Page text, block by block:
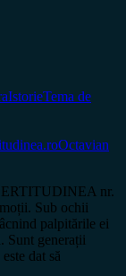
IstorieTema de
Octavian
nr.
Sub ochii
palpitările ei
Sunt generații
dat să